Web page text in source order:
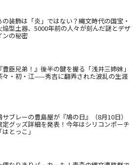
の装飾は「炎」ではない？縄文時代の国宝・
焔型土器、5000年前の人々が刻んだ謎とデザ
ンの秘密
『豊臣兄弟！』後半の鍵を握る「浅井三姉妹」
々・初・江——秀吉に翻弄された波乱の生涯
サブレーの豊島屋が『鳩の日』（8月10日）
定グッズ詳細を発表！今年はシリコンポーチ
「はとっこ」